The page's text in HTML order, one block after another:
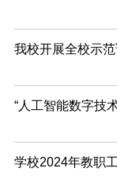
我校开展全校示
“人工智能数字技
学校2024年教职